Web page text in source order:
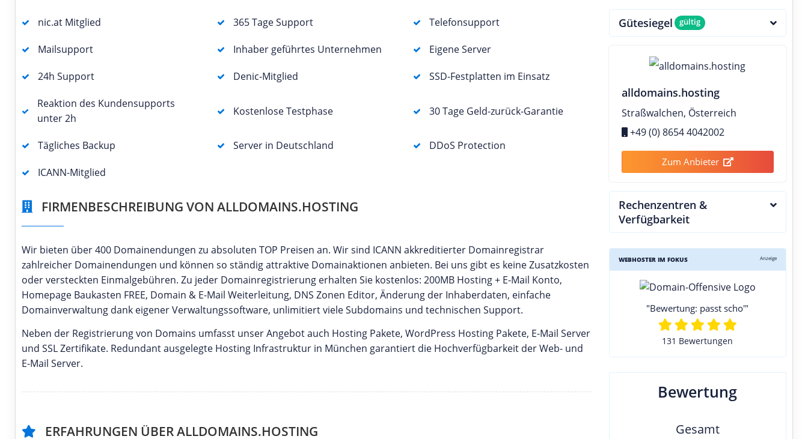
nic.at Mitglied 365 Tage Support Telefonsupport
Mailsupport Inhaber geführtes Unternehmen Eigene Server
24h Support Denic-Mitglied SSD-Festplatten im Einsatz
Reaktion des Kundensupports
unter 2h
Kostenlose Testphase 30 Tage Geld-zurück-Garantie
Tägliches Backup Server in Deutschland DDoS Protection
ICANN-Mitglied
FIRMENBESCHREIBUNG VON ALLDOMAINS.HOSTING
Wir bieten über 400 Domainendungen zu absoluten TOP Preisen an. Wir sind ICANN akkreditierter Domainregistrar
zahlreicher Domainendungen und können so ständig attraktive Domainaktionen anbieten. Bei uns gibt es keine Zusatzkosten
oder versteckten Einmalgebühren. Zu jeder Domainregistrierung erhalten Sie kostenlos: 200MB Hosting + E-Mail Konto,
Homepage Baukasten FREE, Domain & E-Mail Weiterleitung, DNS Zonen Editor, Änderung der Inhaberdaten, einfache
Domainverwaltung dank eigener Verwaltungssoftware, unlimitiert viele Subdomains und technischen Support.
Neben der Registrierung von Domains umfasst unser Angebot auch Hosting Pakete, WordPress Hosting Pakete, E-Mail Server
und SSL Zertifikate. Redundant ausgelegte Hosting Infrastruktur in München garantiert die Hochverfügbarkeit der Web- und
E-Mail Server.
ERFAHRUNGEN ÜBER ALLDOMAINS.HOSTING
Gütesiegel gültig
alldomains.hosting
Straßwalchen, Österreich
+49 (0) 8654 4042002
Zum Anbieter
Rechenzentren &
Verfügbarkeit
WEBHOSTER IM FOKUS Anzeige
"Bewertung: passt scho'"
131 Bewertungen
Bewertung
Gesamt